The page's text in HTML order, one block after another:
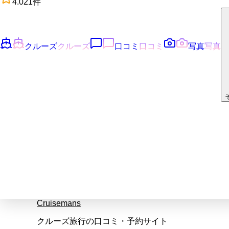
クルーズクルーズ 口コミ 口コミ 写真写真
Cruisemans
クルーズ旅行の口コミ・予約サイト